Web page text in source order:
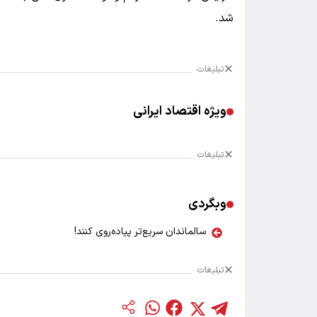
شد.
تبلیغات
ویژه اقتصاد ایرانی
تبلیغات
وبگردی
سالماندان سریع‌تر پیاده‌روی کنند!
تبلیغات